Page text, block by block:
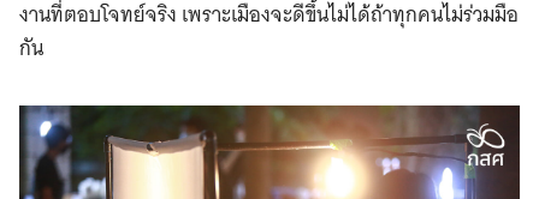
งานที่ตอบโจทย์จริง เพราะเมืองจะดีขึ้นไม่ได้ถ้าทุกคนไม่ร่วมมือ
กัน